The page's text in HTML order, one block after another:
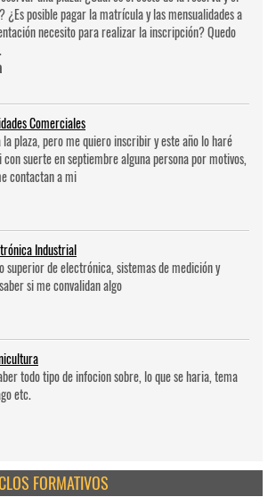
posible pagar la matrícula y las mensualidades a
necesito para realizar la inscripción? Quedo
Comerciales
la plaza, pero me quiero inscribir y este año lo haré
suerte en septiembre alguna persona por motivos,
contactan a mi
Industrial
superior de electrónica, sistemas de medición y
si me convalidan algo
todo tipo de infocion sobre, lo que se haria, tema
etc.
FORMATIVOS